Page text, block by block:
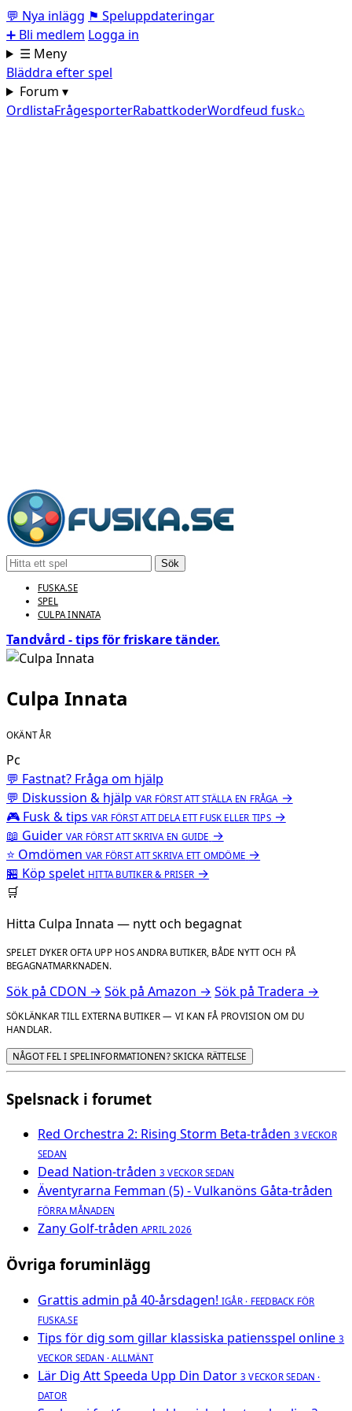
💬 Nya inlägg ⚑ Speluppdateringar
➕ Bli medlem Logga in
☰ Meny
Bläddra efter spel
Forum ▾
OrdlistaFrågesporterRabattkoderWordfeud fusk⌂
Sök
FUSKA.SE
SPEL
CULPA INNATA
Tandvård - tips för friskare tänder.
Culpa Innata
OKÄNT ÅR
Pc
💬 Fastnat? Fråga om hjälp
💬 Diskussion & hjälp VAR FÖRST ATT STÄLLA EN FRÅGA →
🎮 Fusk & tips VAR FÖRST ATT DELA ETT FUSK ELLER TIPS →
📖 Guider VAR FÖRST ATT SKRIVA EN GUIDE →
⭐ Omdömen VAR FÖRST ATT SKRIVA ETT OMDÖME →
🏪 Köp spelet HITTA BUTIKER & PRISER →
🛒
Hitta Culpa Innata — nytt och begagnat
SPELET DYKER OFTA UPP HOS ANDRA BUTIKER, BÅDE NYTT OCH PÅ
BEGAGNATMARKNADEN.
Sök på CDON → Sök på Amazon → Sök på Tradera →
SÖKLÄNKAR TILL EXTERNA BUTIKER — VI KAN FÅ PROVISION OM DU
HANDLAR.
NÅGOT FEL I SPELINFORMATIONEN? SKICKA RÄTTELSE
Spelsnack i forumet
Red Orchestra 2: Rising Storm Beta-tråden 3 VECKOR
SEDAN
Dead Nation-tråden 3 VECKOR SEDAN
Äventyrarna Femman (5) - Vulkanöns Gåta-tråden
FÖRRA MÅNADEN
Zany Golf-tråden APRIL 2026
Övriga foruminlägg
Grattis admin på 40-årsdagen! IGÅR · FEEDBACK FÖR
FUSKA.SE
Tips för dig som gillar klassiska patiensspel online 3
VECKOR SEDAN · ALLMÄNT
Lär Dig Att Speeda Upp Din Dator 3 VECKOR SEDAN ·
DATOR